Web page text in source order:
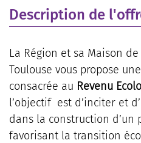
Description de
La Région et sa Maison
Toulouse vous propose
consacrée au Revenu
l’objectif est d’inciter et
dans la construction d’un
favorisant la transition